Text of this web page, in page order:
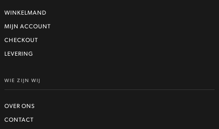
WINKELMAND
MIJN ACCOUNT
CHECKOUT
LEVERING
WIE ZIJN WIJ
OVER ONS
CONTACT